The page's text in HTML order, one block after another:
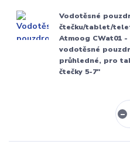
Vodotěsné
čtečku/tablet/
Atmoog CWat01
vodotěsné
průhledné, pro
čtečky 5-7"